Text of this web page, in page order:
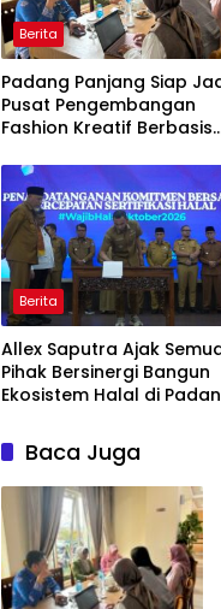
Berita
Padang Panjang Siap
Pusat Pengembangan
Fashion Kreatif Berbasis
Berita
Allex Saputra Ajak
Pihak Bersinergi Bangun
Ekosistem Halal di
Baca Juga